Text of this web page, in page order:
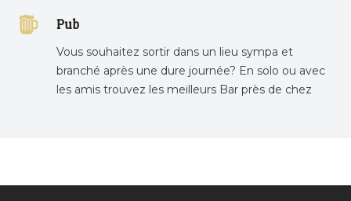
Pub
Vous souhaitez sortir dans un lieu sympa et
branché après une dure journée? En solo ou avec
les amis trouvez les meilleurs Bar près de chez